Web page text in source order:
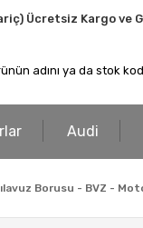
Ücretsiz Kargo ve
Audi
Borusu - BVZ -